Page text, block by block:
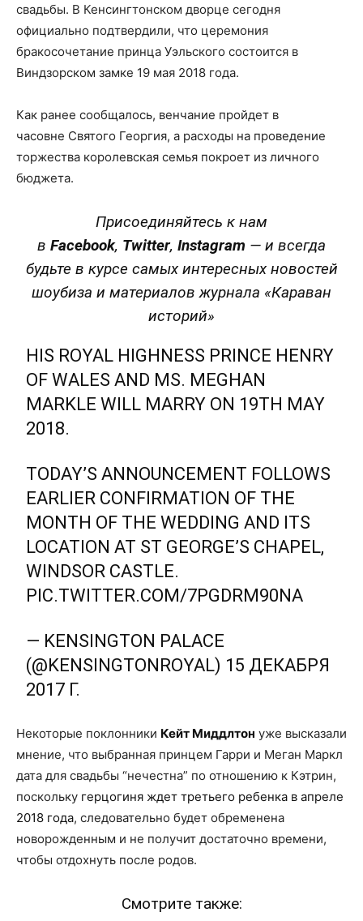
свадьбы. В Кенсингтонском дворце сегодня
официально подтвердили, что церемония
бракосочетание принца Уэльского состоится в
Виндзорском замке 19 мая 2018 года.
Как ранее сообщалось, венчание пройдет в
часовне Святого Георгия, а расходы на проведение
торжества королевская семья покроет из личного
бюджета.
Присоединяйтесь к нам
в Facebook, Twitter, Instagram — и всегда
будьте в курсе самых интересных новостей
шоубиза и материалов журнала «Караван
историй»
HIS ROYAL HIGHNESS PRINCE HENRY
OF WALES AND MS. MEGHAN
MARKLE WILL MARRY ON 19TH MAY
2018.
TODAY’S ANNOUNCEMENT FOLLOWS
EARLIER CONFIRMATION OF THE
MONTH OF THE WEDDING AND ITS
LOCATION AT ST GEORGE’S CHAPEL,
WINDSOR CASTLE.
PIC.TWITTER.COM/7PGDRM90NA
— KENSINGTON PALACE
(@KENSINGTONROYAL) 15 ДЕКАБРЯ
2017 Г.
Некоторые поклонники Кейт Миддлтон уже высказали
мнение, что выбранная принцем Гарри и Меган Маркл
дата для свадьбы “нечестна” по отношению к Кэтрин,
поскольку герцогиня ждет третьего ребенка в апреле
2018 года, следовательно будет обременена
новорожденным и не получит достаточно времени,
чтобы отдохнуть после родов.
Смотрите также: